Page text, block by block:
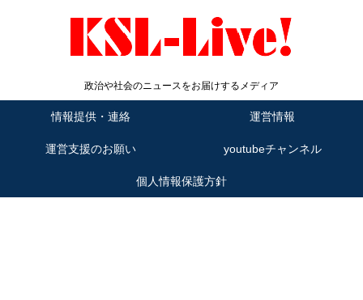
政治や社会のニュースをお届けするメディア
情報提供・連絡 運営情報
運営支援のお願い youtubeチャンネル
個人情報保護方針